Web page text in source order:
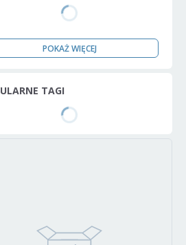
POKAŻ WIĘCEJ
TAGI